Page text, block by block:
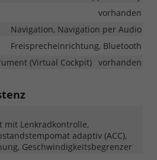
vorhanden
Navigation, Navigation per Audio
Freisprecheinrichtung, Bluetooth
(Virtual Cockpit) vorhanden
mit Lenkradkontrolle,
adaptiv (ACC),
Geschwindigkeitsbegrenzer